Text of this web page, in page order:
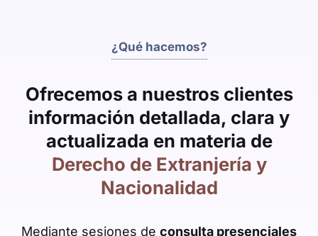
¿Qué hacemos?
Ofrecemos a nuestros clientes
información detallada, clara y
actualizada en materia de
Derecho de Extranjería y
Nacionalidad
Mediante sesiones de consulta presenciales